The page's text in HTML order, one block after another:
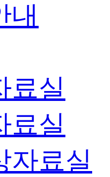
내
료실
료실
자료실